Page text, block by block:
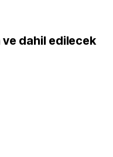
dahil edilecek